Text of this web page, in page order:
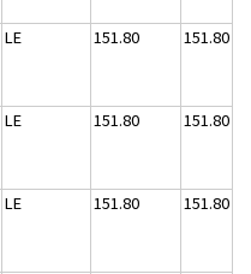
LE 151.80 151.80
LE 151.80 151.80
LE 151.80 151.80